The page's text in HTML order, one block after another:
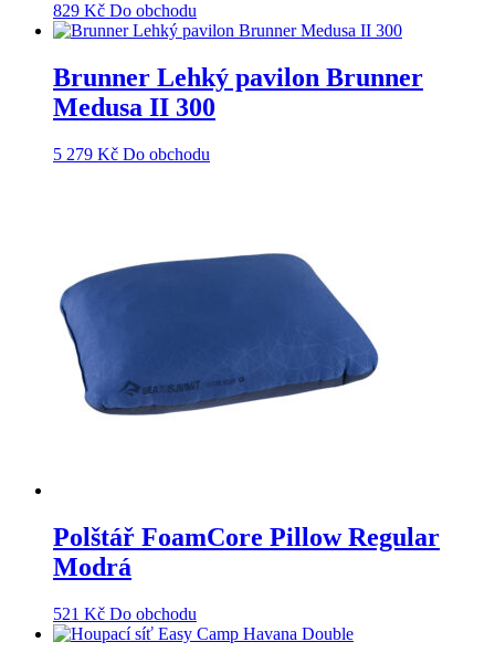
829 Kč Do obchodu
Brunner Lehký pavilon Brunner
Medusa II 300
5 279 Kč Do obchodu
Polštář FoamCore Pillow Regular
Modrá
521 Kč Do obchodu